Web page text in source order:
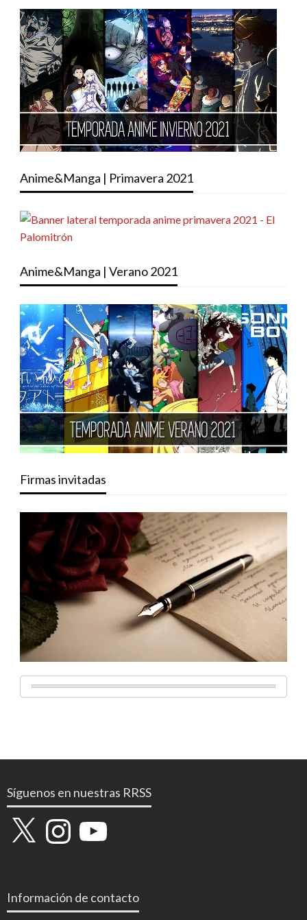
Anime&Manga | Primavera 2021
Anime&Manga | Verano 2021
Firmas invitadas
Síguenos en nuestras RRSS
X InstagramYouTube
Información de contacto